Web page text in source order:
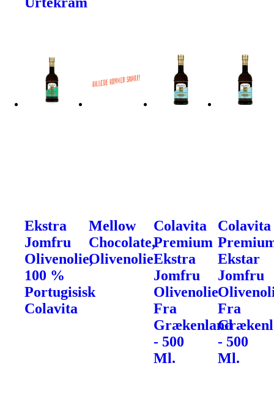
Ekstra
Jomfru
Olivenolie,
100 %
Portugisisk
Colavita
Mellow
Chocolate,
Olivenolie
Colavita
Premium
Ekstra
Jomfru
Olivenolie
Fra
Grækenland
- 500
Ml.
Colavita
Ekstar
Jomfru
Fra
- 500
Ml.